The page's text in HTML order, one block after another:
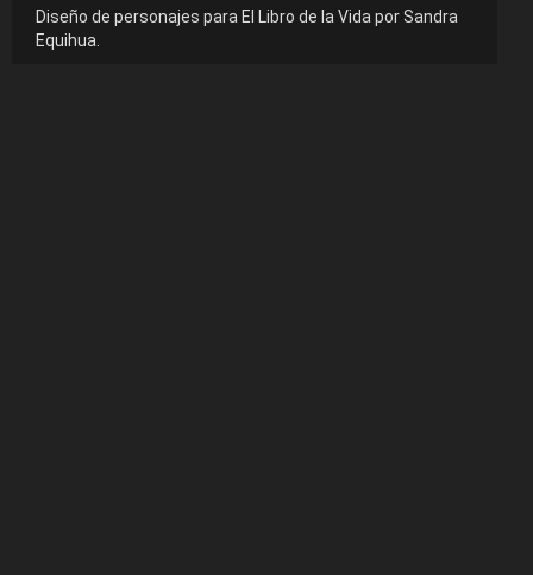
Diseño de personajes para El Libro de la Vida por Sandra
Equihua.